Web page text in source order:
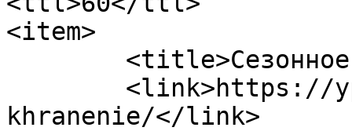
<item>
khranenie/</link>